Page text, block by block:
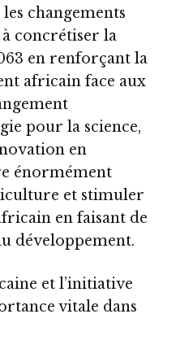
changements
concrétiser la
en renforçant la
africain face aux
pour la science,
en
énormément
et stimuler
en faisant de
développement.
et l’initiative
vitale dans